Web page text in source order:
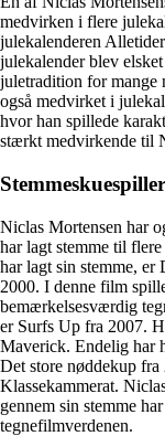
medvirken i flere
julekalenderen
julekalender blev
juletradition for mange
også medvirket i
hvor han spillede
stærkt medvirkende til
Niclas Mortensen har
har lagt stemme til
har lagt sin stemme,
2000. I denne film
bemærkelsesværdig
er Surfs Up fra 2007.
Maverick. Endelig har
Det store nøddekup
Klassekammerat.
gennem sin stemme
tegnefilmverdenen.